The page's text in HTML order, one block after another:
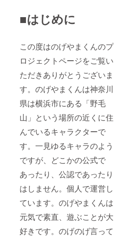
■はじめに
この度はのげやまくんのプ
ロジェクトページをご覧い
ただきありがとうございま
す。のげやまくんは神奈川
県は横浜市にある「野毛
山」という場所の近くに住
んでいるキャラクターで
す。一見ゆるキャラのよう
ですが、どこかの公式で
あったり、公認であったり
はしません。個人で運営し
ています。のげやまくんは
元気で素直、遊ぶことが大
好きです。のげのげ言って